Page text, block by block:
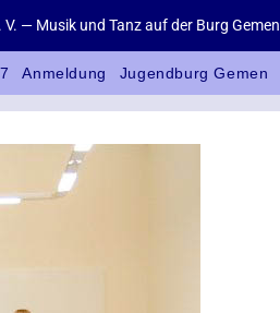
V. — Musik und Tanz auf der Burg Gemen
Anmeldung Jugendburg Gemen